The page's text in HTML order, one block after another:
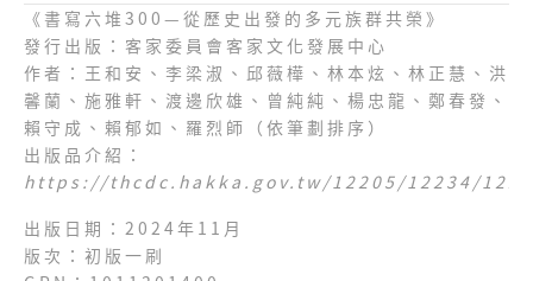
《書寫六堆300—從歷史出發的多元族群共榮》
發行出版：客家委員會客家文化發展中心
作者：王和安、李梁淑、邱薇樺、林本炫、林正慧、洪
馨蘭、施雅軒、渡邊欣雄、曾純純、楊忠龍、鄭春發、
賴守成、賴郁如、羅烈師（依筆劃排序）
出版品介紹：
https://thcdc.hakka.gov.tw/12205/12234/
出版日期：2024年11月
版次：初版一刷